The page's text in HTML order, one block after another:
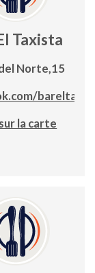
Taxista
Norte,15
la carte